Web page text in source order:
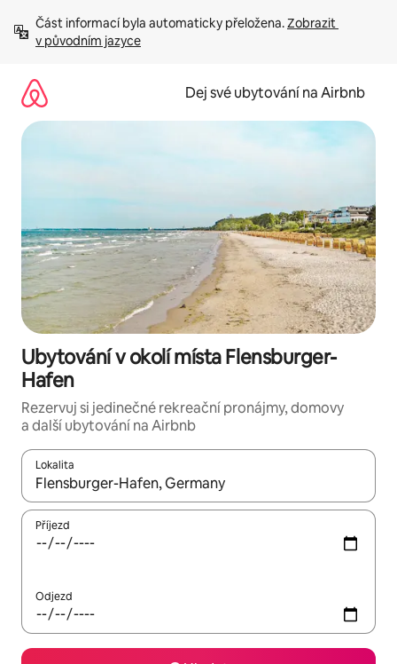
obsah
Část informací byla automaticky přeložena. Zobrazit
v původním jazyce
Dej své ubytování na Airbnb
Ubytování v okolí místa Flensburger-
Hafen
Rezervuj si jedinečné rekreační pronájmy, domovy
a další ubytování na Airbnb
Lokalita
Až budou výsledky k dispozici, můžeš si je procházet pomocí
Příjezd
Odjezd